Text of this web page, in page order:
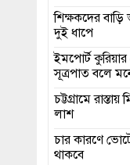
শিক্ষকদের
দুই ধাপে
ইমপোর্ট
সূত্রপাত বলে
চট্টগ্রামে
লাশ
চার কারণে
থাকবে